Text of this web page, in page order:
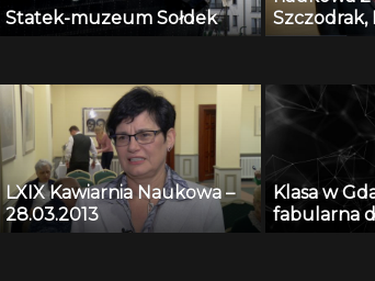
Statek-muzeum Sołdek
Szczodrak,
Krawczyk
nagrań
algorytmy
LXIX Kawiarnia Naukowa –
28.03.2013
Klasa w
fabularna